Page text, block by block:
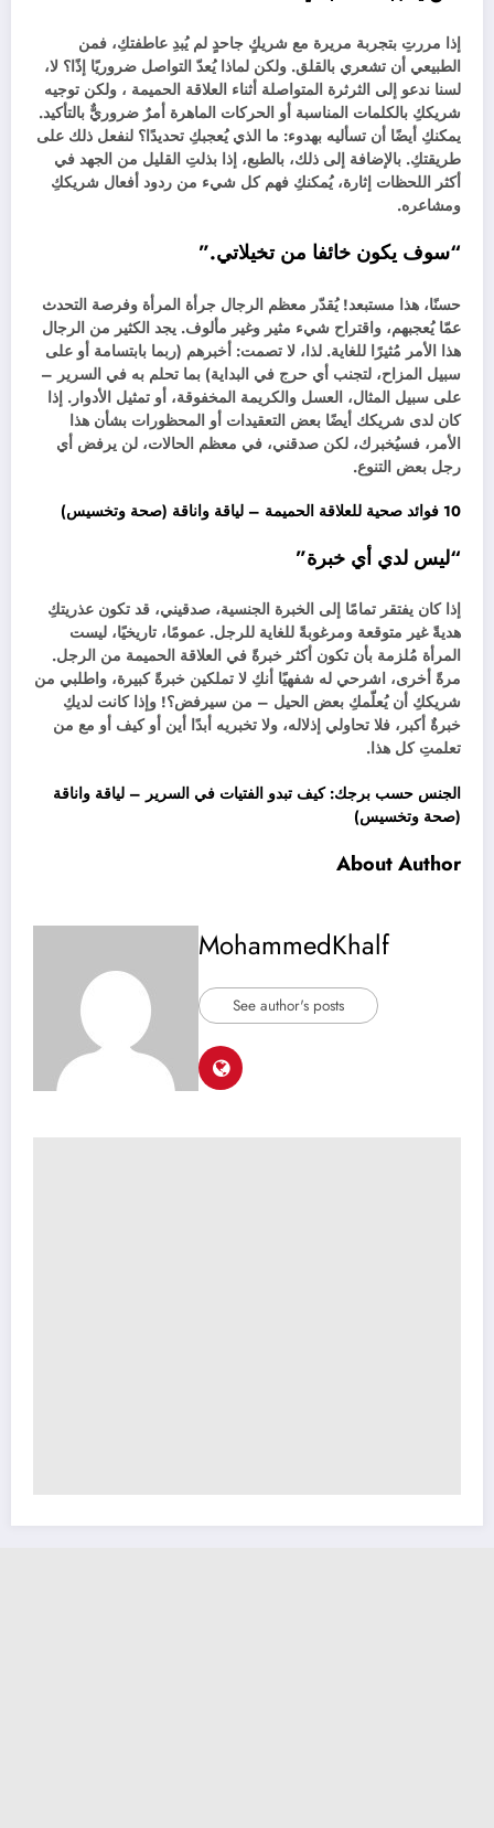
إذا مررتِ بتجربة مريرة مع شريكٍ جاحدٍ لم يُبدِ عاطفتكِ، فمن
الطبيعي أن تشعري بالقلق. ولكن لماذا يُعدّ التواصل ضروريًا إذًا؟ لا،
لسنا ندعو إلى الثرثرة المتواصلة أثناء العلاقة الحميمة ، ولكن توجيه
شريككِ بالكلمات المناسبة أو الحركات الماهرة أمرٌ ضروريٌّ بالتأكيد.
يمكنكِ أيضًا أن تسأليه بهدوء: ما الذي يُعجبكِ تحديدًا؟ لنفعل ذلك على
طريقتكِ. بالإضافة إلى ذلك، بالطبع، إذا بذلتِ القليل من الجهد في
أكثر اللحظات إثارة، يُمكنكِ فهم كل شيء من ردود أفعال شريككِ
ومشاعره.
“سوف يكون خائفا من تخيلاتي.”
حسنًا، هذا مستبعد! يُقدّر معظم الرجال جرأة المرأة وفرصة التحدث
عمّا يُعجبهم، واقتراح شيء مثير وغير مألوف. يجد الكثير من الرجال
هذا الأمر مُثيرًا للغاية. لذا، لا تصمت: أخبرهم (ربما بابتسامة أو على
سبيل المزاح، لتجنب أي حرج في البداية) بما تحلم به في السرير –
على سبيل المثال، العسل والكريمة المخفوقة، أو تمثيل الأدوار. إذا
كان لدى شريكك أيضًا بعض التعقيدات أو المحظورات بشأن هذا
الأمر، فسيُخبرك، لكن صدقني، في معظم الحالات، لن يرفض أي
رجل بعض التنوع.
10 فوائد صحية للعلاقة الحميمة – لياقة واناقة (صحة وتخسيس)
“ليس لدي أي خبرة”
إذا كان يفتقر تمامًا إلى الخبرة الجنسية، صدقيني، قد تكون عذريتكِ
هديةً غير متوقعة ومرغوبةً للغاية للرجل. عمومًا، تاريخيًا، ليست
المرأة مُلزمة بأن تكون أكثر خبرةً في العلاقة الحميمة من الرجل.
مرةً أخرى، اشرحي له شفهيًا أنكِ لا تملكين خبرةً كبيرة، واطلبي من
شريككِ أن يُعلّمكِ بعض الحيل – من سيرفض؟! وإذا كانت لديكِ
خبرةٌ أكبر، فلا تحاولي إذلاله، ولا تخبريه أبدًا أين أو كيف أو مع من
تعلمتِ كل هذا.
الجنس حسب برجك: كيف تبدو الفتيات في السرير – لياقة واناقة
(صحة وتخسيس)
About Author
MohammedKhalf
See author's posts